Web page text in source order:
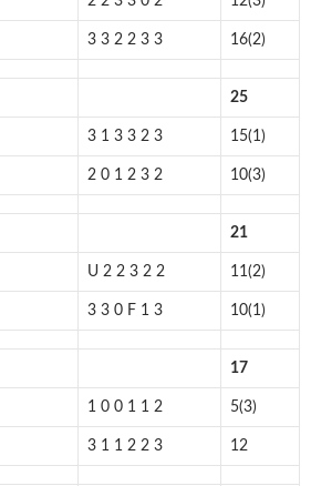
3 3 2 2 3 3 16(2)
25
3 1 3 3 2 3 15(1)
2 0 1 2 3 2 10(3)
21
U 2 2 3 2 2 11(2)
3 3 0 F 1 3 10(1)
17
1 0 0 1 1 2 5(3)
3 1 1 2 2 3 12